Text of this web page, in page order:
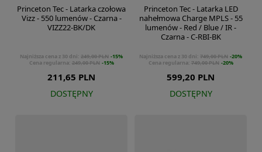
Princeton Tec - Latarka czołowa
Vizz - 550 lumenów - Czarna -
VIZZ22-BK/DK
211,65 PLN
Najniższa cena z 30 dni: 249,00 PLN -15%
Cena regularna: 249,00 PLN -15%
DOSTĘPNY
Princeton Tec - Latarka LED
nahełmowa Charge MPLS - 55
lumenów - Red / Blue / IR -
Czarna - C-RBI-BK
599,20 PLN
Najniższa cena z 30 dni: 749,00 PLN -20%
Cena regularna: 749,00 PLN -20%
DOSTĘPNY